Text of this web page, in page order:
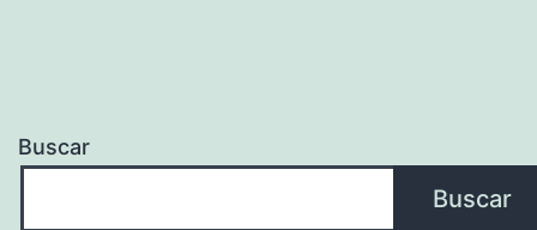
Buscar
Buscar